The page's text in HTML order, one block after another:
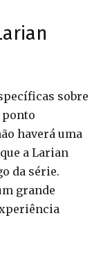
sobre
ponto
haverá uma
a Larian
da série.
grande